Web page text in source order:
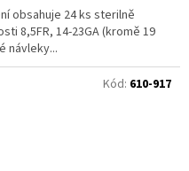
obsahuje 24 ks sterilně
8,5FR, 14-23GA (kromě 19
návleky...
Kód: 610-917